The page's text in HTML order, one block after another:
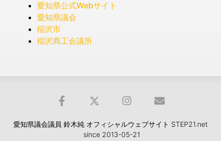
愛知県公式Webサイト
愛知県議会
稲沢市
稲沢商工会議所
愛知県議会議員 鈴木純 オフィシャルウェブサイト STEP21.net
since 2013-05-21